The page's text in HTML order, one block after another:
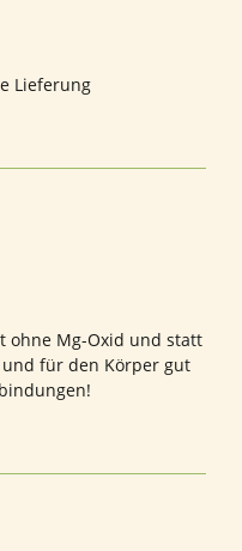
Lieferung
ohne Mg-Oxid und statt
für den Körper gut